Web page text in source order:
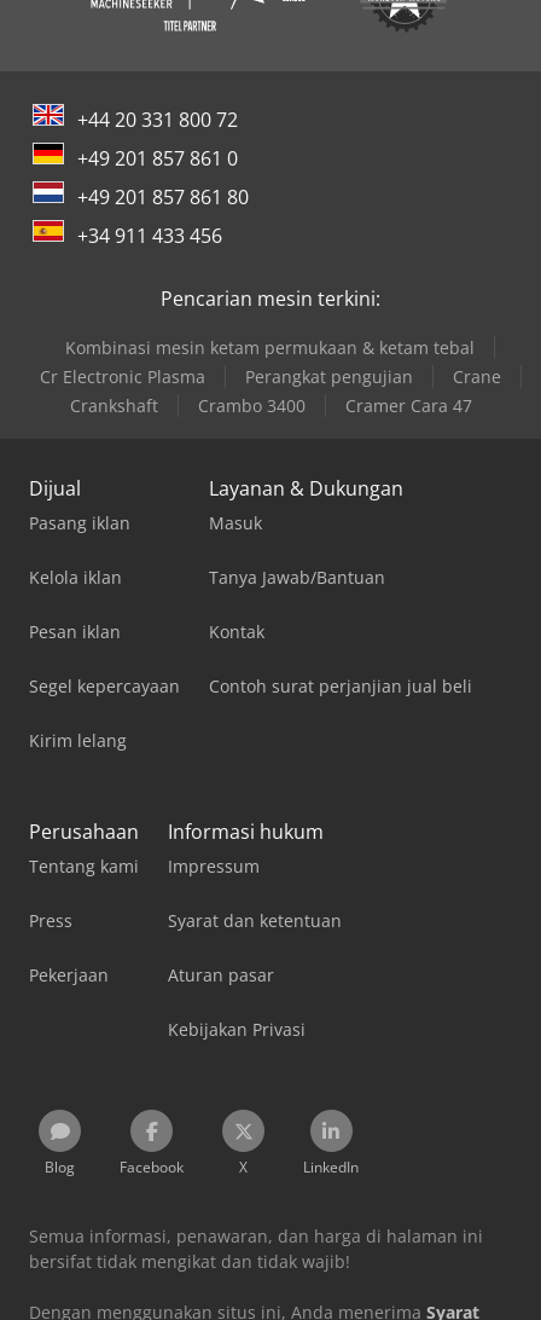
+44 20 331 800 72
+49 201 857 861 0
+49 201 857 861 80
+34 911 433 456
Pencarian mesin terkini:
Kombinasi mesin ketam permukaan & ketam tebal
Cr Electronic Plasma
Perangkat pengujian
Crane
Crankshaft
Crambo 3400 Cramer Cara 47
Dijual
Pasang iklan
Kelola iklan
Pesan iklan
Segel kepercayaan
Kirim lelang
Layanan & Dukungan
Masuk
Tanya Jawab/Bantuan
Kontak
Contoh surat perjanjian jual beli
Perusahaan
Tentang kami
Press
Pekerjaan
Informasi hukum
Impressum
Syarat dan ketentuan
Aturan pasar
Kebijakan Privasi
Blog Facebook X LinkedIn
Semua informasi, penawaran, dan harga di halaman ini
bersifat tidak mengikat dan tidak wajib!
Dengan menggunakan situs ini, Anda menerima Syarat